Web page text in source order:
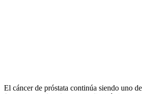
El cáncer de próstata continúa siendo uno